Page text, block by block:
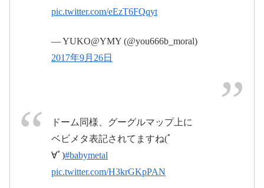
#babymetal
2017年9月
26日
pic.twitter.com/eEzT6FQqyt
— YUKO@YMY (@you666b_moral)
2017年9月26日
ドーム同様、グーグルマップ上に
ベビメタ表記されてますね(ﾟ
∀ﾟ)#babymetal
pic.twitter.com/H3krGKpPAN